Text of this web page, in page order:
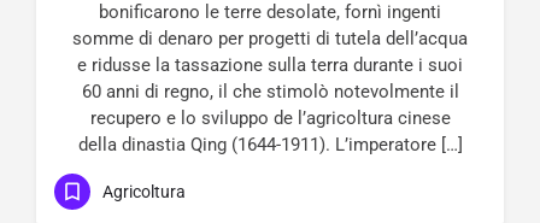
bonificarono le terre desolate, fornì ingenti
somme di denaro per progetti di tutela dell’acqua
e ridusse la tassazione sulla terra durante i suoi
60 anni di regno, il che stimolò notevolmente il
recupero e lo sviluppo de l’agricoltura cinese
della dinastia Qing (1644-1911). L’imperatore […]
Agricoltura